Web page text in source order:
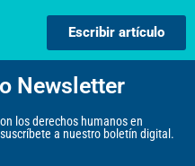
Escribir artículo
Newsletter
los derechos humanos en
a nuestro boletín digital.